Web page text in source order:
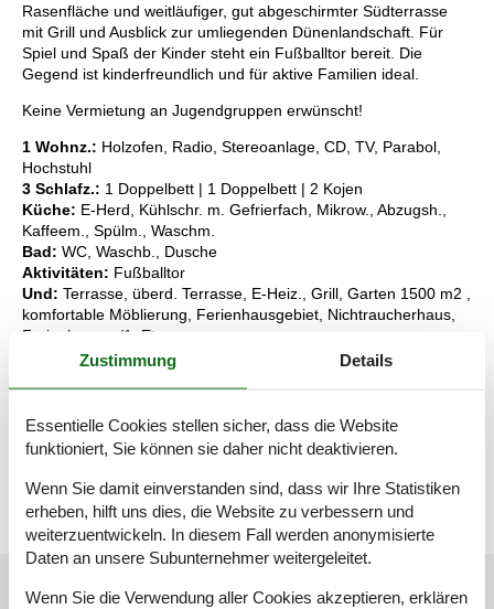
Rasenfläche und weitläufiger, gut abgeschirmter Südterrasse
mit Grill und Ausblick zur umliegenden Dünenlandschaft. Für
Spiel und Spaß der Kinder steht ein Fußballtor bereit. Die
Gegend ist kinderfreundlich und für aktive Familien ideal.
Keine Vermietung an Jugendgruppen erwünscht!
1 Wohnz.: Holzofen, Radio, Stereoanlage, CD, TV, Parabol,
Hochstuhl
3 Schlafz.: 1 Doppelbett | 1 Doppelbett | 2 Kojen
Küche: E-Herd, Kühlschr. m. Gefrierfach, Mikrow., Abzugsh.,
Kaffeem., Spülm., Waschm.
Bad: WC, Waschb., Dusche
Aktivitäten: Fußballtor
Und: Terrasse, überd. Terrasse, E-Heiz., Grill, Garten 1500 m2 ,
komfortable Möblierung, Ferienhausgebiet, Nichtraucherhaus,
Ferienhaus m/1. Etage
Schlüsselinformationen
Das Ferienhaus steht Ihnen am Anreisetag ab 16:00 Uhr zur
Die Schlüsselübergabe findet am Haus statt.
Dieses Haus ist Smart-Lock-fähig
Externe Bewertungen
Zustimmung Details
Essentielle Cookies stellen sicher, dass die Website
funktioniert, Sie können sie daher nicht deaktivieren.
Wenn Sie damit einverstanden sind, dass wir Ihre Statistiken
erheben, hilft uns dies, die Website zu verbessern und
weiterzuentwickeln. In diesem Fall werden anonymisierte
Daten an unsere Subunternehmer weitergeleitet.
Wenn Sie die Verwendung aller Cookies akzeptieren, erklären